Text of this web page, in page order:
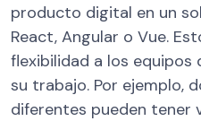
producto digital en un
React, Angular o Vue.
flexibilidad a los equipos
su trabajo. Por ejemplo,
diferentes pueden tener